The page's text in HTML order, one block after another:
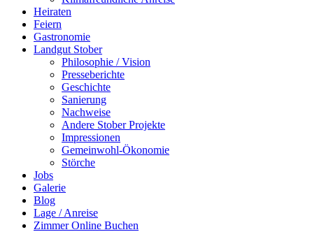
Heiraten
Feiern
Gastronomie
Landgut Stober
Philosophie / Vision
Presseberichte
Geschichte
Sanierung
Nachweise
Andere Stober Projekte
Impressionen
Gemeinwohl-Ökonomie
Störche
Jobs
Galerie
Blog
Lage / Anreise
Zimmer Online Buchen